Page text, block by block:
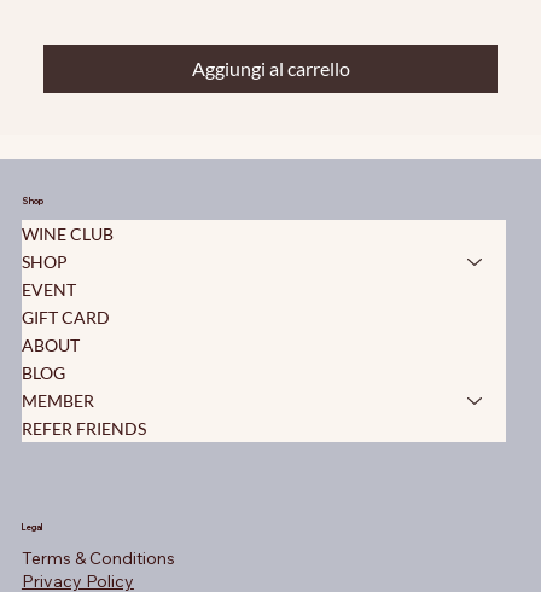
Aggiungi al carrello
Shop
WINE CLUB
SHOP
EVENT
GIFT CARD
ABOUT
BLOG
MEMBER
REFER FRIENDS
Legal
Terms & Conditions
Privacy Policy